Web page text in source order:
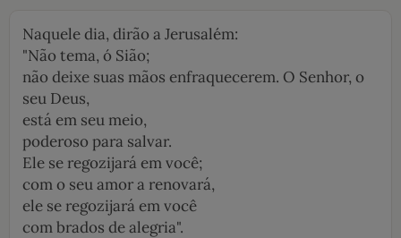
Naquele dia, dirão a Jerusalém:
"Não tema, ó Sião;
não deixe suas mãos enfraquecerem. O Senhor, o
seu Deus,
está em seu meio,
poderoso para salvar.
Ele se regozijará em você;
com o seu amor a renovará,
ele se regozijará em você
com brados de alegria".